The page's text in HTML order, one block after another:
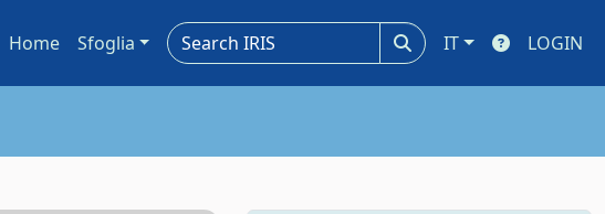
Home Sfoglia IT LOGIN